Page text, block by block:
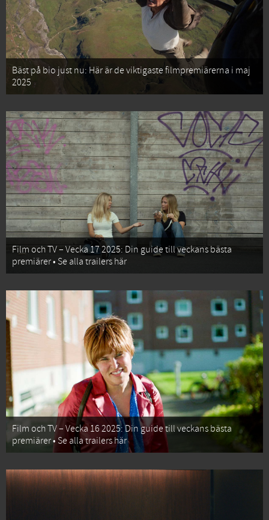
Bäst på bio just nu: Här är de viktigaste filmpremiärerna i maj
2025
Film och TV – Vecka 17 2025: Din guide till veckans bästa
premiärer • Se alla trailers här
Film och TV – Vecka 16 2025: Din guide till veckans bästa
premiärer • Se alla trailers här